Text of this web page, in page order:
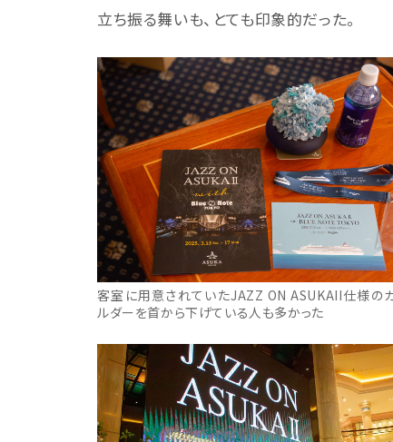
立ち振る舞いも、とても印象的だった。
客室に用意されていたJAZZ ON ASUKAII仕様の
ルダーを首から下げている人も多かった